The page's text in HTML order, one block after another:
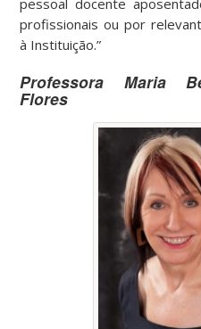
profissionais ou por
à Instituição.”
Professora Maria
Flores